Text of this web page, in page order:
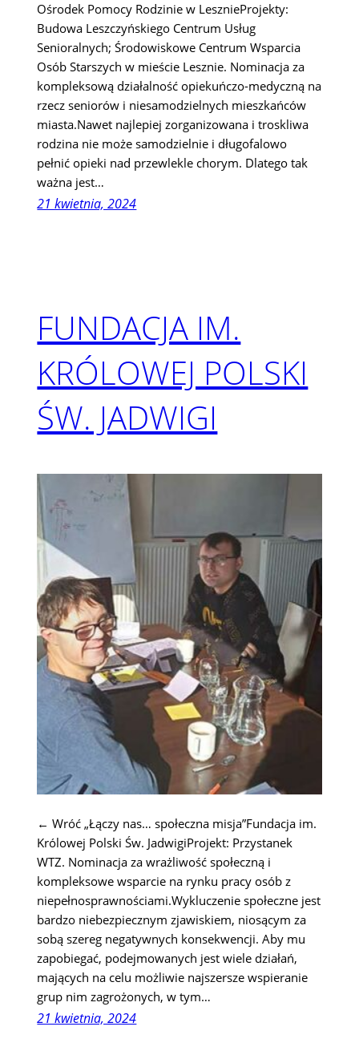
Ośrodek Pomocy Rodzinie w LesznieProjekty:
Budowa Leszczyńskiego Centrum Usług
Senioralnych; Środowiskowe Centrum Wsparcia
Osób Starszych w mieście Lesznie. Nominacja za
kompleksową działalność opiekuńczo-medyczną na
rzecz seniorów i niesamodzielnych mieszkańców
miasta.Nawet najlepiej zorganizowana i troskliwa
rodzina nie może samodzielnie i długofalowo
pełnić opieki nad przewlekle chorym. Dlatego tak
ważna jest…
21 kwietnia, 2024
FUNDACJA IM.
KRÓLOWEJ POLSKI
ŚW. JADWIGI
← Wróć „Łączy nas… społeczna misja”Fundacja im.
Królowej Polski Św. JadwigiProjekt: Przystanek
WTZ. Nominacja za wrażliwość społeczną i
kompleksowe wsparcie na rynku pracy osób z
niepełnosprawnościami.Wykluczenie społeczne jest
bardzo niebezpiecznym zjawiskiem, niosącym za
sobą szereg negatywnych konsekwencji. Aby mu
zapobiegać, podejmowanych jest wiele działań,
mających na celu możliwie najszersze wspieranie
grup nim zagrożonych, w tym…
21 kwietnia, 2024